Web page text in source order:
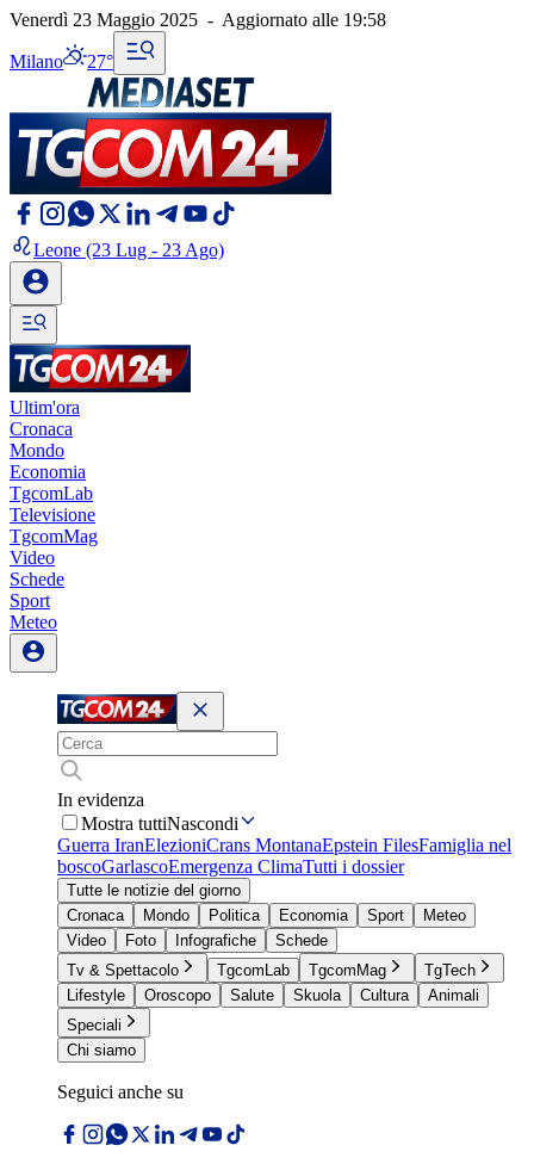
Venerdì 23 Maggio 2025 - Aggiornato alle 19:58
Milano 27°
Leone (23 Lug - 23 Ago)
Ultim'ora
Cronaca
Mondo
Economia
TgcomLab
Televisione
TgcomMag
Video
Schede
Sport
Meteo
In evidenza
Mostra tuttiNascondi
Guerra IranElezioniCrans MontanaEpstein FilesFamiglia nel
boscoGarlascoEmergenza ClimaTutti i dossier
Tutte le notizie del giorno
Cronaca
Mondo Politica Economia Sport
Meteo
Video
Foto Infografiche
Schede
Tv & Spettacolo
TgcomLab TgcomMag
TgTech
Lifestyle
Oroscopo Salute Skuola Cultura
Animali
Speciali
Chi siamo
Seguici anche su